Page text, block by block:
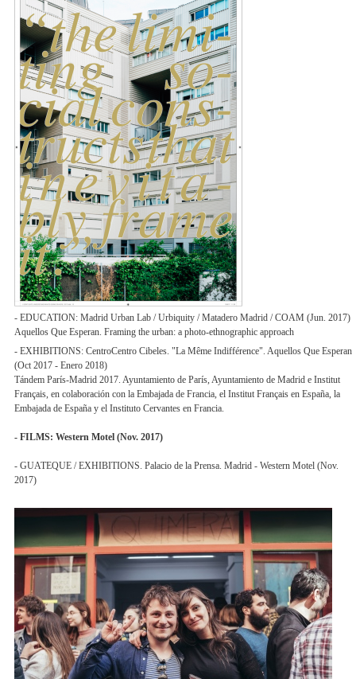
- EDUCATION: Madrid Urban Lab / Urbiquity / Matadero Madrid / COAM (Jun. 2017)
Aquellos Que Esperan. Framing the urban: a photo-ethnographic approach
- EXHIBITIONS: CentroCentro Cibeles. "La Même Indifférence". Aquellos Que Esperan
(Oct 2017 - Enero 2018)
Tándem París-Madrid 2017. Ayuntamiento de París, Ayuntamiento de Madrid e Institut
Français, en colaboración con la Embajada de Francia, el Institut Français en España, la
Embajada de España y el Instituto Cervantes en Francia.
- FILMS: Western Motel (Nov. 2017)
- GUATEQUE / EXHIBITIONS. Palacio de la Prensa. Madrid - Western Motel (Nov.
2017)